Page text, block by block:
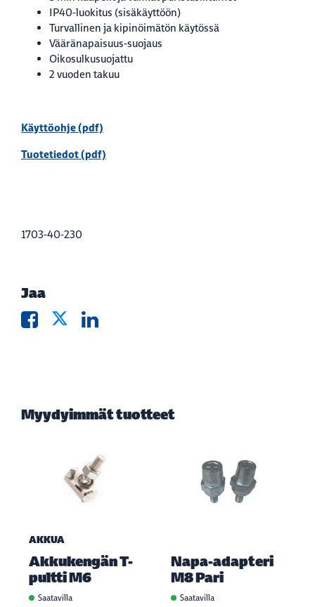
IP40-luokitus (sisäkäyttöön)
Turvallinen ja kipinöimätön käytössä
Vääränapaisuus-suojaus
Oikosulkusuojattu
2 vuoden takuu
Käyttöohje (pdf)
Tuotetiedot (pdf)
1703-40-230
Jaa
Myydyimmät tuotteet
AKKUA
Akkukengän T-
pultti M6
Saatavilla
Napa-adapteri
M8 Pari
Saatavilla